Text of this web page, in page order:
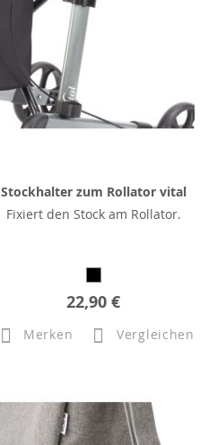
Stockhalter zum Rollator vital
Fixiert den Stock am Rollator.
22,90 €
Merken Vergleichen